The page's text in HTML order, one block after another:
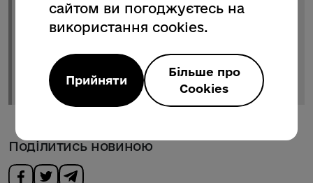
просто передаємо техніку чи обладнання –
ми інвестуємо в нашу спільну безпеку та
наближаємо день, коли кожен наш
захисник зможе повернутися додому до
своєї родини в мирну Україну», – зазначив
Олександр Музиченко.
Поділитись новиною
сайтом ви погоджуєтесь на
використання cookies.
Прийняти
Більше про
Cookies